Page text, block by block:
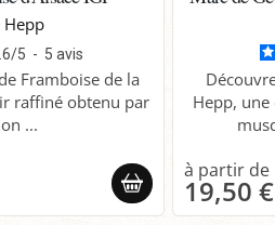
/5 - 5 avis
Framboise de la
raffiné obtenu par
...
Hepp,
19,50 €